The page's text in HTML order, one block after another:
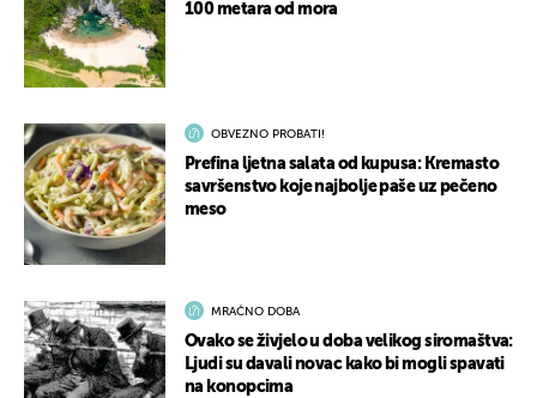
100 metara od mora
OBVEZNO PROBATI!
Prefina ljetna salata od kupusa: Kremasto
savršenstvo koje najbolje paše uz pečeno
meso
MRAČNO DOBA
Ovako se živjelo u doba velikog siromaštva:
Ljudi su davali novac kako bi mogli spavati
na konopcima